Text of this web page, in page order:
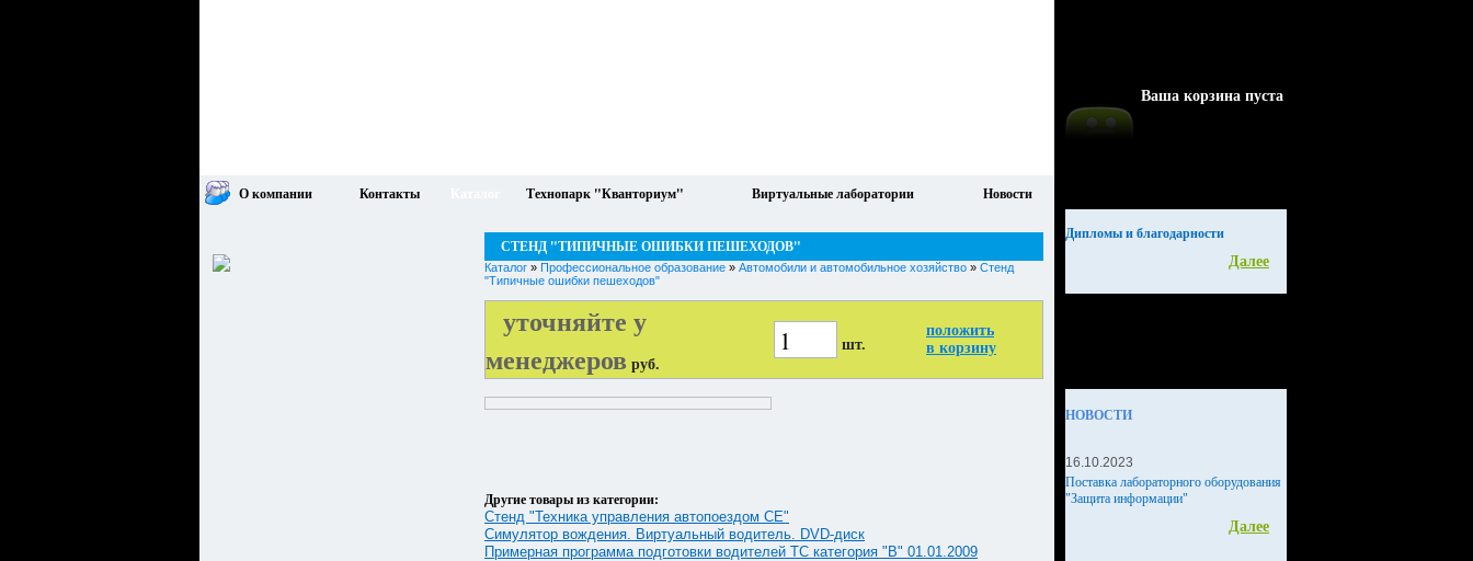
О компании Контакты Технопарк "Кванториум" Виртуальные лаборатории Новости
СТЕНД "ТИПИЧНЫЕ ОШИБКИ ПЕШЕХОДОВ"
Каталог » Профессиональное образование » Автомобили и автомобильное хозяйство » Стенд
"Типичные ошибки пешеходов"
уточняйте у
менеджеров руб.
шт.
положить
в корзину
Другие товары из категории:
Стенд "Техника управления автопоездом СЕ"
Симулятор вождения. Виртуальный водитель. DVD-диск
Примерная программа подготовки водителей ТС категория "В" 01.01.2009
Ваша корзина пуста
Дипломы и благодарности
Далее
НОВОСТИ
16.10.2023
Поставка лабораторного оборудования
"Защита информации"
Далее